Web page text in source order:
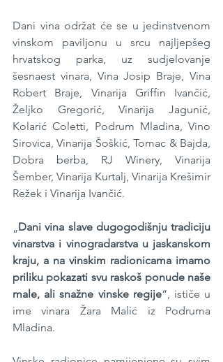
Dani vina održat će se u jedinstvenom
vinskom paviljonu u srcu najljepšeg
hrvatskog parka, uz sudjelovanje
šesnaest vinara, Vina Josip Braje, Vina
Robert Braje, Vinarija Griffin Ivančić,
Željko Gregorić, Vinarija Jagunić,
Kolarić Coletti, Podrum Mladina, Vino
Sirovica, Vinarija Šoškić, Tomac & Bajda,
Dobra berba, RJ Winery, Vinarija
Šember, Vinarija Kurtalj, Vinarija Krešimir
Režek i Vinarija Ivančić.
„Dani vina slave dugogodišnju tradiciju
vinarstva i vinogradarstva u jaskanskom
kraju, a na vinskim radionicama imamo
priliku pokazati svu raskoš ponude naše
male, ali snažne vinske regije“, ističe u
ime vinara Žara Malić iz Podruma
Mladina.